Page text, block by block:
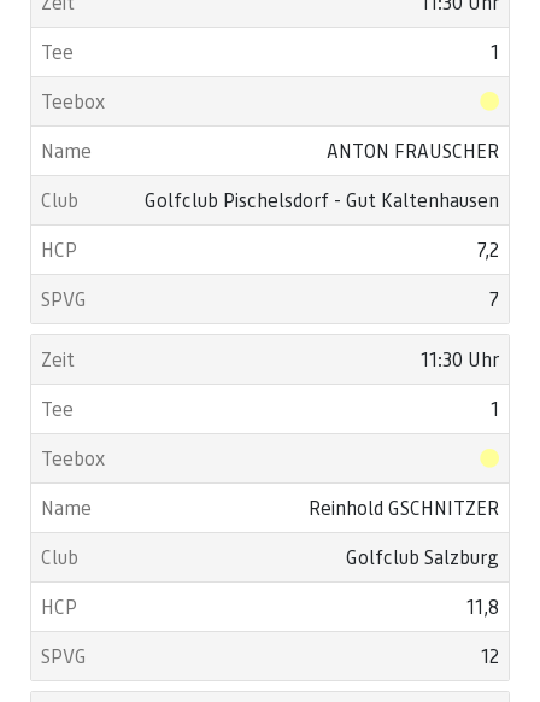
1
ANTON FRAUSCHER
Golfclub Pischelsdorf - Gut Kaltenhausen
7,2
7
11:30 Uhr
1
Reinhold GSCHNITZER
Golfclub Salzburg
11,8
12